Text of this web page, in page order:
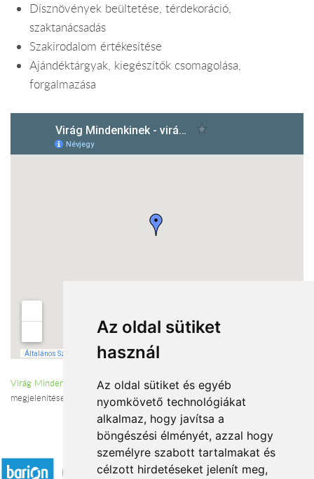
Az oldal sütiket
használ
Az oldal sütiket és egyéb
nyomkövető technológiákat
alkalmaz, hogy javítsa a
böngészési élményét, azzal hogy
személyre szabott tartalmakat és
célzott hirdetéseket jelenít meg,
Dísznövények beültetése, térdekoráció,
szaktanácsadás
Szakirodalom értékesítése
Ajándéktárgyak, kiegészítők csomagolása,
forgalmazása
Virág Mindenkinek - virágküldés Dabasnagyobb térképen való
megjelenítése
Elfogadott fizetési módok